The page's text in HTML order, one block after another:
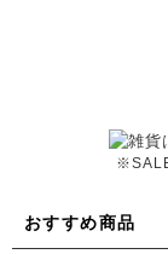
おすすめ商品